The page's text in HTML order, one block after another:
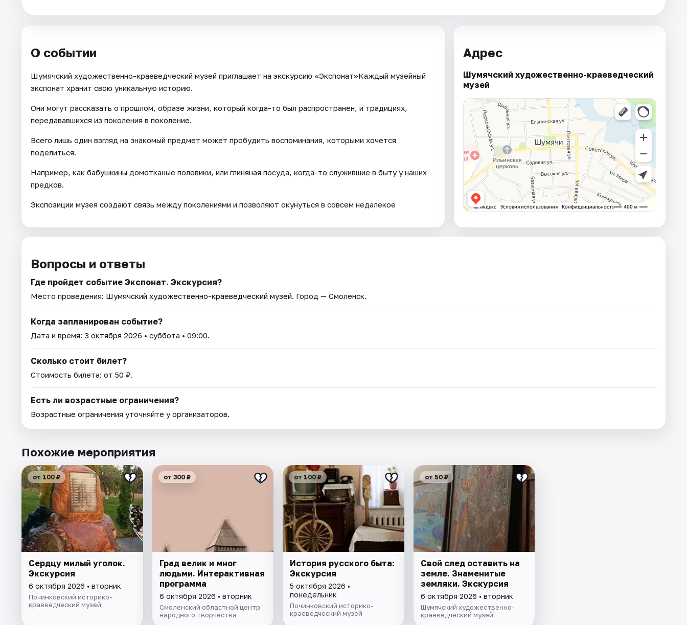
О событии
Шумячский художественно-краеведческий музей приглашает на экскурсию «Экспонат»Каждый музейный
экспонат хранит свою уникальную историю.
Они могут рассказать о прошлом, образе жизни, который когда-то был распространён, и традициях,
передававшихся из поколения в поколение.
Всего лишь один взгляд на знакомый предмет может пробудить воспоминания, которыми хочется
поделиться.
Например, как бабушкины домотканые половики, или глиняная посуда, когда-то служившие в быту у наших
предков.
Экспозиции музея создают связь между поколениями и позволяют окунуться в совсем недалекое
Адрес
Шумячский художественно-краеведческий
музей
Вопросы и ответы
Где пройдет событие Экспонат. Экскурсия?
Место проведения: Шумячский художественно-краеведческий музей. Город — Смоленск.
Когда запланирован событие?
Дата и время: 3 октября 2026 • суббота • 09:00.
Сколько стоит билет?
Стоимость билета: от 50 ₽.
Есть ли возрастные ограничения?
Возрастные ограничения уточняйте у организаторов.
Похожие мероприятия
от 100 ₽
Сердцу милый уголок.
Экскурсия
6 октября 2026 • вторник
Починковский историко-
краеведческий музей
от 300 ₽
Град велик и мног
людьми. Интерактивная
программа
6 октября 2026 • вторник
Смоленский областной центр
народного творчества
от 100 ₽
История русского быта:
Экскурсия
5 октября 2026 •
понедельник
Починковский историко-
краеведческий музей
от 50 ₽
Свой след оставить на
земле. Знаменитые
земляки. Экскурсия
6 октября 2026 • вторник
Шумячский художественно-
краеведческий музей